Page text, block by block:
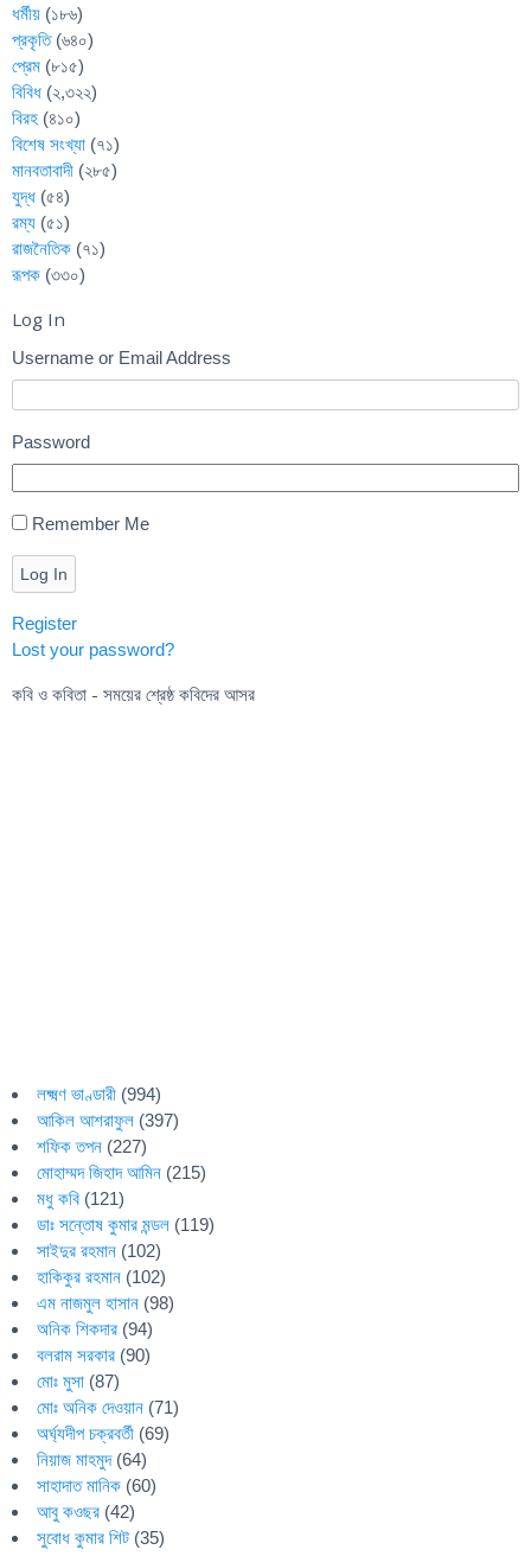
ধর্মীয় (১৮৬)
প্রকৃতি(৬৪০)
প্রেম (৮১৫)
বিবিধ (২,৩২২)
বিরহ (৪১০)
বিশেষ সংখ্যা (৭১)
মানবতাবাদী (২৮৫)
যুদ্ধ (৫৪)
রম্য (৫১)
রাজনৈতিক (৭১)
রূপক (৩৩০)
Log In
Username or Email Address
Password
Remember Me
Log In
Register
Lost your password?
কবি ও কবিতা - সময়ের শ্রেষ্ঠ কবিদের আসর
লক্ষ্মণ ভাণ্ডারী (994)
আকিল আশরাফুল (397)
শফিক তপন (227)
মোহাম্মদ জিহাদ আমিন (215)
মধু কবি (121)
ডাঃ সন্তোষ কুমার মন্ডল (119)
সাইদুর রহমান (102)
হাকিকুর রহমান (102)
এম নাজমুল হাসান (98)
অনিক শিকদার (94)
বলরাম সরকার (90)
মোঃ মুসা (87)
মোঃ অনিক দেওয়ান (71)
অর্ঘ্যদীপ চক্রবর্তী (69)
নিয়াজ মাহমুদ(64)
সাহাদাত মানিক (60)
আবু কওছর (42)
সুবোধ কুমার শিট (35)